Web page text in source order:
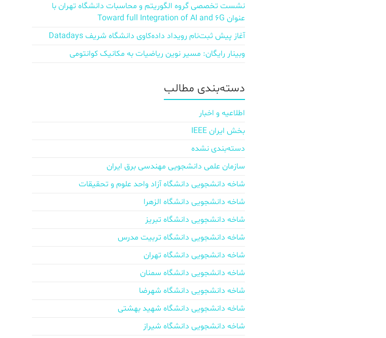
نشست تخصصی گروه الگوریتم و محاسبات دانشگاه تهران با
عنوان Toward full Integration of AI and 6G
آغاز پیش‌ ثبت‌نام رویداد داده‌کاوی دانشگاه شریف Datadays
وبینار رایگان: مسیر نوین ریاضیات به مکانیک کوانتومی
دسته‌بندی مطالب
اطلاعیه و اخبار
بخش ایران IEEE
دسته‌بندی نشده
سازمان علمی دانشجویی مهندسی برق ایران
شاخه دانشجویی دانشگاه آزاد واحد علوم و تحقیقات
شاخه دانشجویی دانشگاه الزهرا
شاخه دانشجویی دانشگاه تبریز
شاخه دانشجویی دانشگاه تربیت مدرس
شاخه دانشجویی دانشگاه تهران
شاخه دانشجویی دانشگاه سمنان
شاخه دانشجویی دانشگاه شهرضا
شاخه دانشجویی دانشگاه شهید بهشتی
شاخه دانشجویی دانشگاه شیراز